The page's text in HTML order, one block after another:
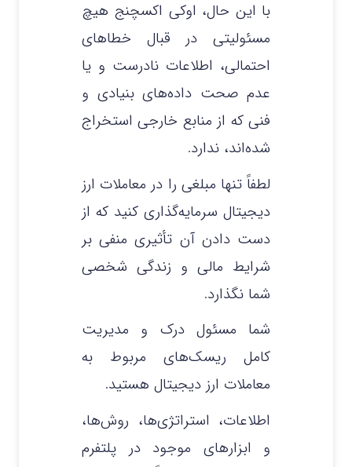
با این حال، اوکی اکسچنج هیچ
مسئولیتی در قبال خطاهای
احتمالی، اطلاعات نادرست و یا
عدم صحت داده‌های بنیادی و
فنی که از منابع خارجی استخراج
شده‌اند، ندارد.
لطفاً تنها مبلغی را در معاملات ارز
دیجیتال سرمایه‌گذاری کنید که از
دست دادن آن تأثیری منفی بر
شرایط مالی و زندگی شخصی
شما نگذارد.
شما مسئول درک و مدیریت
کامل ریسک‌های مربوط به
معاملات ارز دیجیتال هستید.
اطلاعات، استراتژی‌ها، روش‌ها،
و ابزارهای موجود در پلتفرم